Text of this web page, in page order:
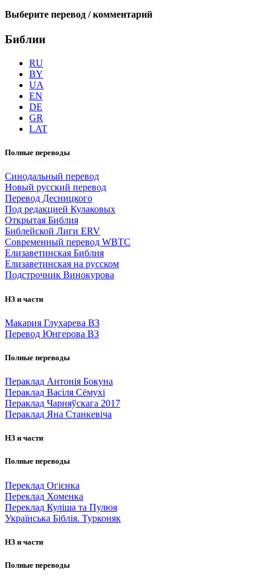
Выберите перевод / комментарий
Библии
RU
BY
UA
EN
DE
GR
LAT
Полные переводы
Синодальный перевод
Новый русский перевод
Перевод Десницкого
Под редакцией Кулаковых
Открытая Библия
Библейской Лиги ERV
Cовременный перевод WBTC
Елизаветинская Библия
Елизаветинская на русском
Подстрочник Винокурова
НЗ и части
Макария Глухарева ВЗ
Перевод Юнгерова ВЗ
Полные переводы
Пераклад Антонія Бокуна
Пераклад Васіля Сёмухі
Пераклад Чарняўскага 2017
Пераклад Яна Станкевіча
НЗ и части
Полные переводы
Переклад Огієнка
Переклад Хоменка
Переклад Куліша та Пулюя
Українська Біблія. Турконяк
НЗ и части
Полные переводы